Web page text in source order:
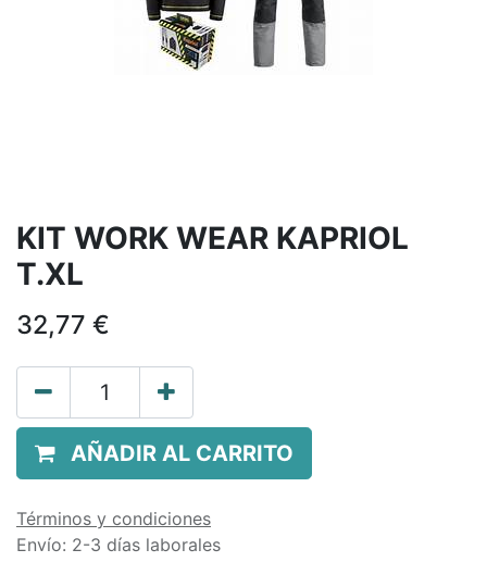
KIT WORK WEAR KAPRIOL
T.XL
32,77 €
AÑADIR AL CARRITO
Términos y condiciones
Envío: 2-3 días laborales